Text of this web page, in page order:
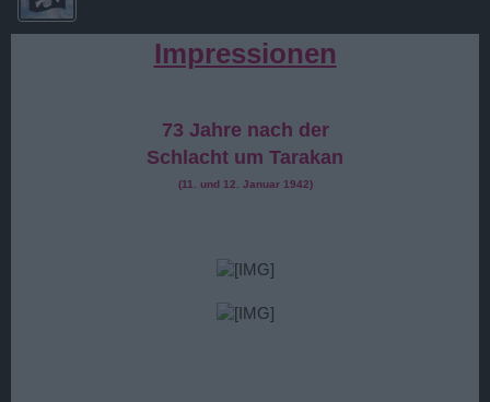
Impressionen
73 Jahre nach der
Schlacht um Tarakan
(11. und 12. Januar 1942)